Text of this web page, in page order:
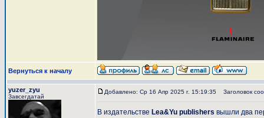
Вернуться к началу
yuzer_zyu
Завсегдатай
Добавлено: Ср 16 Апр 2025 г. 15:19:35 Заголовок
В издательстве Lea&Yu publishers вышли два